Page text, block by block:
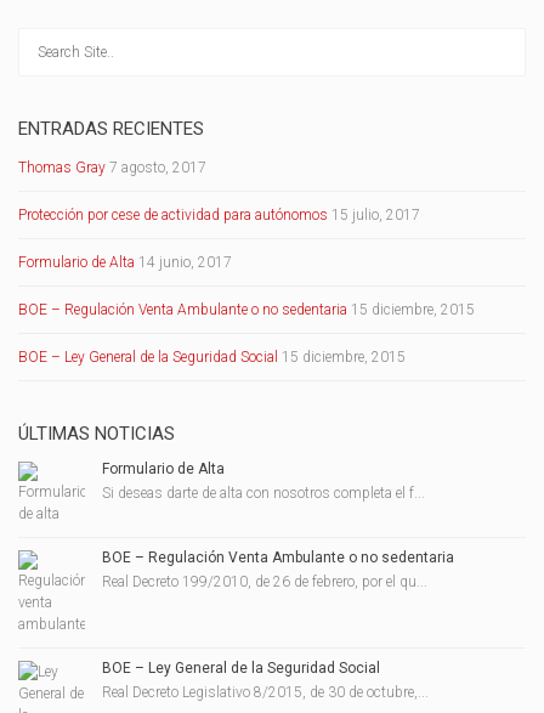
ENTRADAS RECIENTES
Thomas Gray 7 agosto, 2017
Protección por cese de actividad para autónomos 15 julio, 2017
Formulario de Alta 14 junio, 2017
BOE – Regulación Venta Ambulante o no sedentaria 15 diciembre, 2015
BOE – Ley General de la Seguridad Social 15 diciembre, 2015
ÚLTIMAS NOTICIAS
Formulario de Alta
Si deseas darte de alta con nosotros completa el f...
BOE – Regulación Venta Ambulante o no sedentaria
Real Decreto 199/2010, de 26 de febrero, por el qu...
BOE – Ley General de la Seguridad Social
Real Decreto Legislativo 8/2015, de 30 de octubre,...